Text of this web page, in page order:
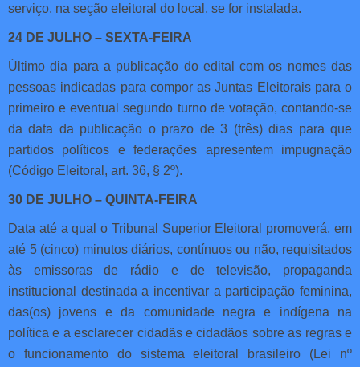
serviço, na seção eleitoral do local, se for instalada.
24 DE JULHO – SEXTA-FEIRA
Último dia para a publicação do edital com os nomes das
pessoas indicadas para compor as Juntas Eleitorais para o
primeiro e eventual segundo turno de votação, contando-se
da data da publicação o prazo de 3 (três) dias para que
partidos políticos e federações apresentem impugnação
(Código Eleitoral, art. 36, § 2º).
30 DE JULHO – QUINTA-FEIRA
Data até a qual o Tribunal Superior Eleitoral promoverá, em
até 5 (cinco) minutos diários, contínuos ou não, requisitados
às emissoras de rádio e de televisão, propaganda
institucional destinada a incentivar a participação feminina,
das(os) jovens e da comunidade negra e indígena na
política e a esclarecer cidadãs e cidadãos sobre as regras e
o funcionamento do sistema eleitoral brasileiro (Lei nº